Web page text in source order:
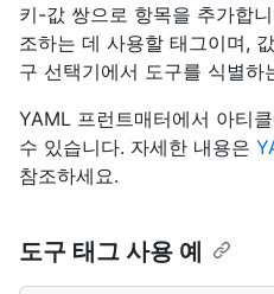
키-값 쌍으로 항목을 추가합
조하는 데 사용할 태그이며,
구 선택기에서 도구를 식별하
YAML 프런트매터에서 아티
수 있습니다. 자세한 내용은
참조하세요.
도구 태그 사용 예